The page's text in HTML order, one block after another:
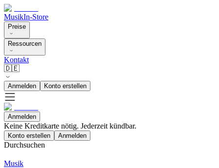
MusikIn-Store
Preise
Ressourcen
Kontakt
🇩🇪
Anmelden Konto erstellen
Anmelden
Keine Kreditkarte nötig. Jederzeit kündbar.
Konto erstellen Anmelden
Durchsuchen
Musik